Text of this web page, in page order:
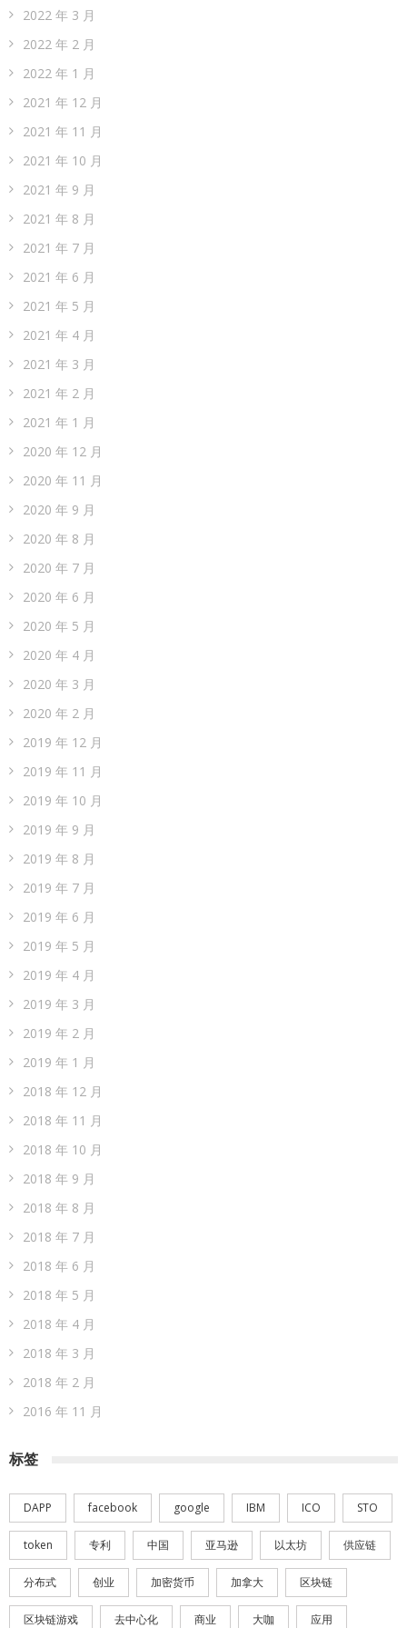
2022 年 3 月
2022 年 2 月
2022 年 1 月
2021 年 12 月
2021 年 11 月
2021 年 10 月
2021 年 9 月
2021 年 8 月
2021 年 7 月
2021 年 6 月
2021 年 5 月
2021 年 4 月
2021 年 3 月
2021 年 2 月
2021 年 1 月
2020 年 12 月
2020 年 11 月
2020 年 9 月
2020 年 8 月
2020 年 7 月
2020 年 6 月
2020 年 5 月
2020 年 4 月
2020 年 3 月
2020 年 2 月
2019 年 12 月
2019 年 11 月
2019 年 10 月
2019 年 9 月
2019 年 8 月
2019 年 7 月
2019 年 6 月
2019 年 5 月
2019 年 4 月
2019 年 3 月
2019 年 2 月
2019 年 1 月
2018 年 12 月
2018 年 11 月
2018 年 10 月
2018 年 9 月
2018 年 8 月
2018 年 7 月
2018 年 6 月
2018 年 5 月
2018 年 4 月
2018 年 3 月
2018 年 2 月
2016 年 11 月
标签
DAPP facebook google IBM ICO STO
token 专利 中国 亚马逊 以太坊 供应链
分布式 创业 加密货币 加拿大 区块链
区块链游戏 去中心化 商业 大咖 应用